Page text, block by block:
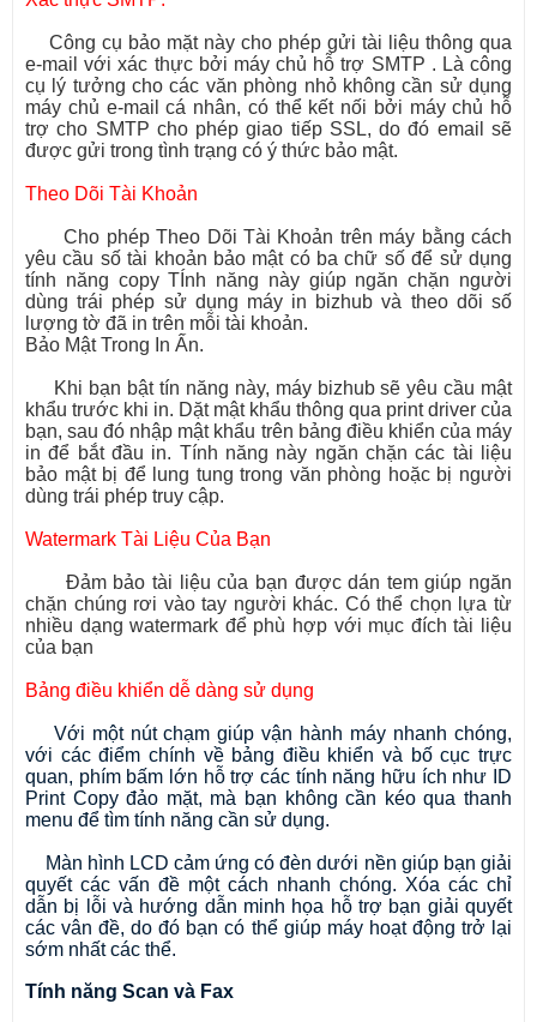
Công cụ bảo mặt này cho phép gửi tài liệu thông qua
e-mail với xác thực bởi máy chủ hỗ trợ SMTP . Là công
cụ lý tưởng cho các văn phòng nhỏ không cần sử dụng
máy chủ e-mail cá nhân, có thể kết nối bởi máy chủ hỗ
trợ cho SMTP cho phép giao tiếp SSL, do đó email sẽ
được gửi trong tình trạng có ý thức bảo mật.
Theo Dõi Tài Khoản
Cho phép Theo Dõi Tài Khoản trên máy bằng cách
yêu cầu số tài khoản bảo mật có ba chữ số để sử dụng
tính năng copy TÍnh năng này giúp ngăn chặn người
dùng trái phép sử dụng máy in bizhub và theo dõi số
lượng tờ đã in trên mỗi tài khoản.
Bảo Mật Trong In Ấn.
Khi bạn bật tín năng này, máy bizhub sẽ yêu cầu mật
khẩu trước khi in. Dặt mật khẩu thông qua print driver của
bạn, sau đó nhập mật khẩu trên bảng điều khiển của máy
in để bắt đầu in. Tính năng này ngăn chặn các tài liệu
bảo mật bị để lung tung trong văn phòng hoặc bị người
dùng trái phép truy cập.
Watermark Tài Liệu Của Bạn
Đảm bảo tài liệu của bạn được dán tem giúp ngăn
chặn chúng rơi vào tay người khác. Có thể chọn lựa từ
nhiều dạng watermark để phù hợp với mục đích tài liệu
của bạn
Bảng điều khiển dễ dàng sử dụng
Với một nút chạm giúp vận hành máy nhanh chóng,
với các điểm chính về bảng điều khiển và bố cục trực
quan, phím bấm lớn hỗ trợ các tính năng hữu ích như ID
Print Copy đảo mặt, mà bạn không cần kéo qua thanh
menu để tìm tính năng cần sử dụng.
Màn hình LCD cảm ứng có đèn dưới nền giúp bạn giải
quyết các vấn đề một cách nhanh chóng. Xóa các chỉ
dẫn bị lỗi và hướng dẫn minh họa hỗ trợ bạn giải quyết
các vân đề, do đó bạn có thể giúp máy hoạt động trở lại
sớm nhất các thể.
Tính năng Scan và Fax